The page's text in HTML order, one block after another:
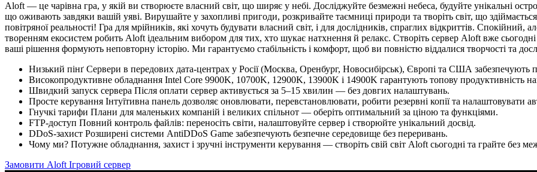
Aloft — це чарівна гра, у якій ви створюєте власний світ, що ширяє у небі. Досліджуйте безмежні небеса, будуйте унікальні
що оживають завдяки вашій уяві. Вирушайте у захопливі пригоди, розкривайте таємниці природи та творіть світ, що
повітряної реальності! Гра для мрійників, які хочуть будувати власний світ, і для дослідників, спраглих відкриттів.
творенням екосистем робить Aloft ідеальним вибором для тих, хто шукає натхнення й релакс. Створіть сервер Aloft вже сьогодні
ваші рішення формують неповторну історію. Ми гарантуємо стабільність і комфорт, щоб ви повністю віддалися творчості та
Низький пінґ Сервери в передових дата-центрах у Росії (Москва, Оренбург, Новосибірськ), Європі та США забезпечують
Високопродуктивне обладнання Intel Core 9900K, 10700K, 12900K, 13900K і 14900K гарантують топову продуктивність
Швидкий запуск сервера Після оплати сервер активується за 5–15 хвилин — без довгих налаштувань.
Просте керування Інтуїтивна панель дозволяє оновлювати, перевстановлювати, робити резервні копії та налаштовувати
Гнучкі тарифи Плани для маленьких компаній і великих спільнот — оберіть оптимальний за ціною та функціями.
FTP-доступ Повний контроль файлів: переносіть світи, налаштовуйте сервер і створюйте унікальний досвід.
DDoS-захист Розширені системи AntiDDoS Game забезпечують безпечне середовище без переривань.
Чому ми? Потужне обладнання, захист і зручні інструменти керування — створіть свій світ Aloft сьогодні та грайте без
Замовити Aloft Ігровий сервер